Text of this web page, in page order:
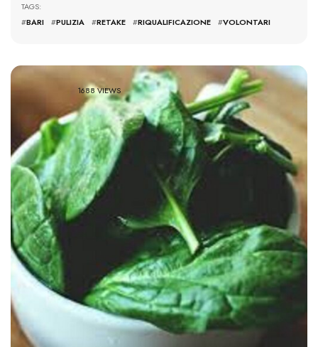
TAGS:
#BARI #PULIZIA #RETAKE #RIQUALIFICAZIONE #VOLONTARI
1688 VIEWS